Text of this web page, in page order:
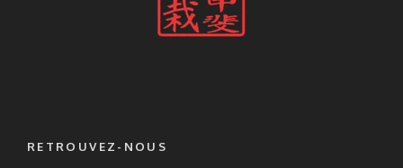
RETROUVEZ-NOUS